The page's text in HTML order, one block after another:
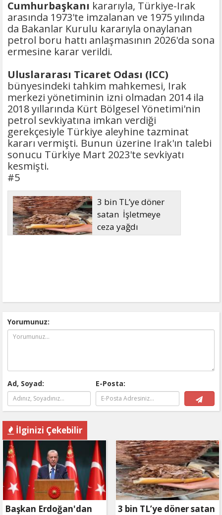
Cumhurbaşkanı kararıyla, Türkiye-Irak
arasında 1973'te imzalanan ve 1975 yılında
da Bakanlar Kurulu kararıyla onaylanan
petrol boru hattı anlaşmasının 2026'da sona
ermesine karar verildi.
Uluslararası Ticaret Odası (ICC)
bünyesindeki tahkim mahkemesi, Irak
merkezi yönetiminin izni olmadan 2014 ila
2018 yıllarında Kürt Bölgesel Yönetimi'nin
petrol sevkiyatına imkan verdiği
gerekçesiyle Türkiye aleyhine tazminat
kararı vermişti. Bunun üzerine Irak'ın talebi
sonucu Türkiye Mart 2023'te sevkiyatı
kesmişti.
#5
3 bin TL’ye döner
satan İşletmeye
ceza yağdı
Yorumunuz:
Ad, Soyad: E-Posta:
İlginizi Çekebilir
Başkan Erdoğan'dan
3 bin TL’ye döner satan